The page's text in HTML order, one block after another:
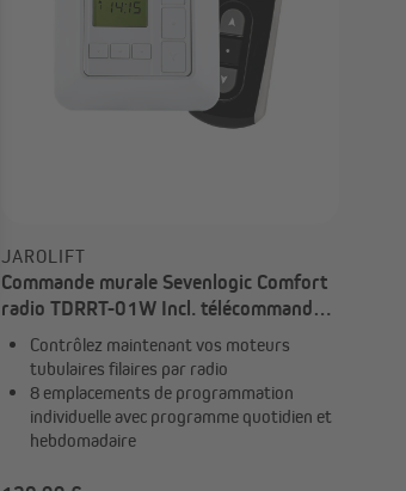
JAROLIFT
Commande murale Sevenlogic Comfort
radio TDRRT-01W Incl. télécommande
TDRC | 3x TDRRT-01W + 1x TDRC 08
Contrôlez maintenant vos moteurs
tubulaires filaires par radio
8 emplacements de programmation
individuelle avec programme quotidien et
hebdomadaire